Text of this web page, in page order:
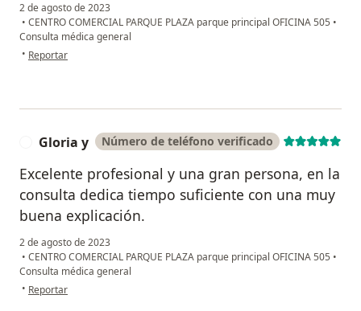
2 de agosto de 2023
• CENTRO COMERCIAL PARQUE PLAZA parque principal OFICINA 505 •
Consulta médica general
• en opinión del usuario Maria
Reportar
Gloria y Número de teléfono verificado
Excelente profesional y una gran persona, en la
consulta dedica tiempo suficiente con una muy
buena explicación.
2 de agosto de 2023
• CENTRO COMERCIAL PARQUE PLAZA parque principal OFICINA 505 •
Consulta médica general
• en opinión del usuario Gloria y
Reportar